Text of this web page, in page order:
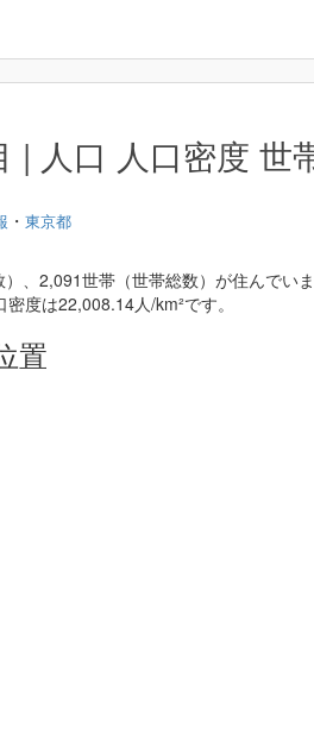
| 人口 人口密度 世
・ 東京都
、2,091世帯（世帯総数）が住んでい
度は22,008.14人/km²です。
置